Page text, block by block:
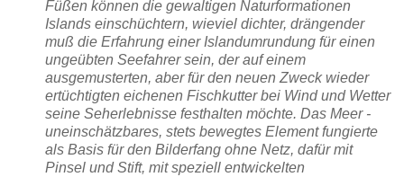
Füßen können die gewaltigen Naturformationen
Islands einschüchtern, wieviel dichter, drängender
muß die Erfahrung einer Islandumrundung für einen
ungeübten Seefahrer sein, der auf einem
ausgemusterten, aber für den neuen Zweck wieder
ertüchtigten eichenen Fischkutter bei Wind und Wetter
seine Seherlebnisse festhalten möchte. Das Meer -
uneinschätzbares, stets bewegtes Element fungierte
als Basis für den Bilderfang ohne Netz, dafür mit
Pinsel und Stift, mit speziell entwickelten